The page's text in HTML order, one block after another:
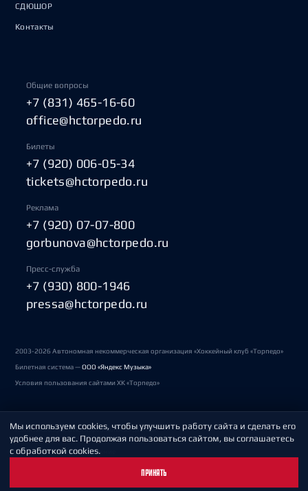
СДЮШОР
Контакты
Общие вопросы
+7 (831) 465-16-60
office@hctorpedo.ru
Билеты
+7 (920) 006-05-34
tickets@hctorpedo.ru
Реклама
+7 (920) 07-07-800
gorbunova@hctorpedo.ru
Пресс-служба
+7 (930) 800-1946
pressa@hctorpedo.ru
2003-2026 Автономная некоммерческая организация «Хоккейный клуб «Торпедо»
Билетная система —ООО «Яндекс Музыка»
Условия пользования сайтами ХК «Торпедо»
Политика обработки персональных данных
Пользовательское соглашение
Мы используем cookies, чтобы улучшить работу сайта и сделать его
удобнее для вас. Продолжая пользоваться сайтом, вы соглашаетесь
с обработкой cookies.
ПРИНЯТЬ